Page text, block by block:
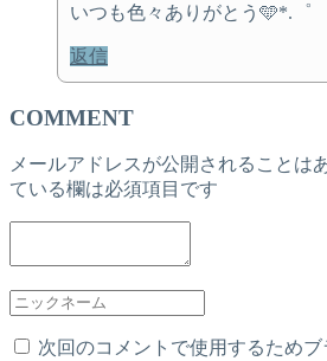
いつも色々ありがとう🩵*.゜
返信
COMMENT
メールアドレスが公開されることは
ている欄は必須項目です
次回のコメントで使用するため